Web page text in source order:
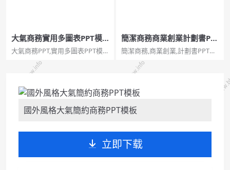
大氣商務實用多圖表PPT模
板
大氣商務PPT,實用多圖表PPT模
板青灰色背景，紅色配色，大氣
穩重，動態播放效果，共25頁，
圖形圖表非常豐富，包括並列關
聚合關係、包含關係、組織結構
圖、地圖等，功能豐富實用...
簡潔商務商業創業計劃書PP
T模板
簡潔商務,商業創業,計劃書PPT一
套商務風格幻燈片模板，簡潔大
氣，深藍背景，適合創業商業計
劃彙報等用途。適用於商業回
國外風格大氣簡約商務PPT模板
立即下载